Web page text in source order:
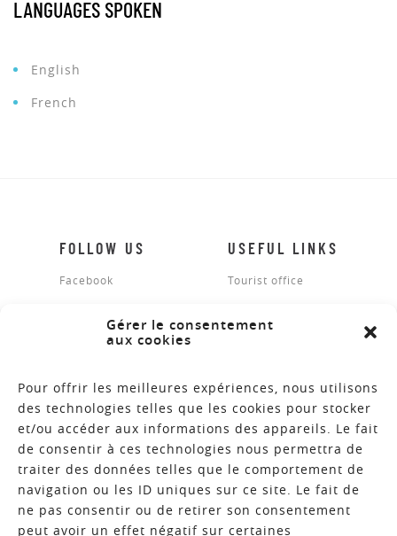
Gérer le consentement
aux cookies
Pour offrir les meilleures expériences, nous utilisons
des technologies telles que les cookies pour stocker
et/ou accéder aux informations des appareils. Le fait
de consentir à ces technologies nous permettra de
traiter des données telles que le comportement de
navigation ou les ID uniques sur ce site. Le fait de
ne pas consentir ou de retirer son consentement
peut avoir un effet négatif sur certaines
LANGUAGES SPOKEN
English
French
FOLLOW US
Facebook
USEFUL LINKS
Tourist office
INFORMATION GUIDES
NEWSLETTER